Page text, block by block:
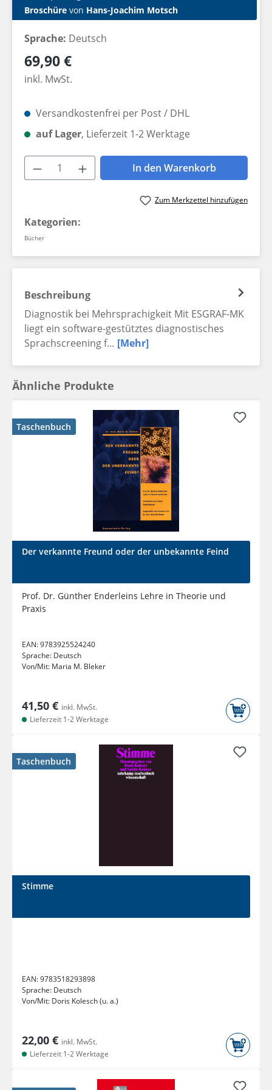
Broschüre von Hans-Joachim Motsch
Sprache: Deutsch
Regulärer Preis:
69,90 €
inkl. MwSt.
Versandkostenfrei per Post / DHL
auf Lager, Lieferzeit 1-2 Werktage
Produkt Anzahl: Gib den
In den Warenkorb
Zum Merkzettel hinzufügen
Kategorien:
Bücher
Beschreibung
Diagnostik bei Mehrsprachigkeit Mit ESGRAF-MK
liegt ein software-gestütztes diagnostisches
Sprachscreening f… [Mehr]
Ähnliche Produkte
Taschenbuch
Der verkannte Freund oder der unbekannte Feind
Prof. Dr. Günther Enderleins Lehre in Theorie und
Praxis
EAN:9783925524240
Sprache: Deutsch
Von/Mit: Maria M. Bleker
41,50 € inkl. MwSt.
Lieferzeit 1-2 Werktage
Taschenbuch
Stimme
EAN:9783518293898
Sprache: Deutsch
Von/Mit: Doris Kolesch (u. a.)
22,00 € inkl. MwSt.
Lieferzeit 1-2 Werktage